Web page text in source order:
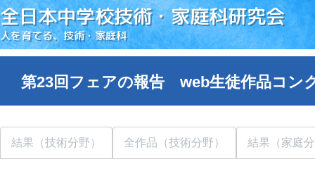
全日本中学校技術・家庭科研究会
人を育てる、技術・家庭科
第23回フェアの報告 web生徒作品コン
結果（技術分野） 全作品（技術分野） 結果（家庭